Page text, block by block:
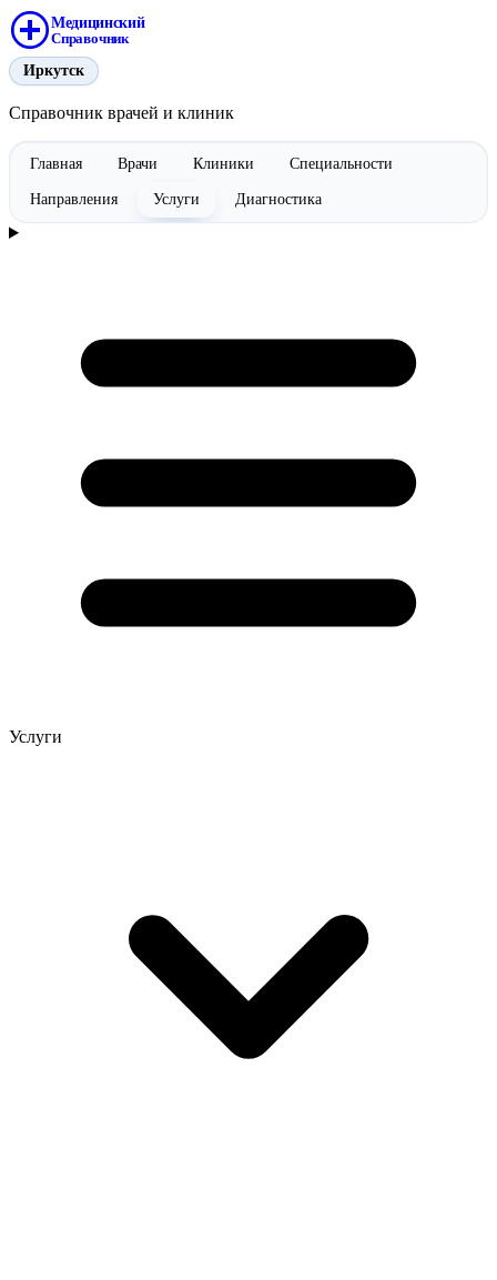
Медицинский
Справочник
Иркутск
Справочник врачей и клиник
Главная Врачи Клиники Специальности
Направления Услуги Диагностика
Услуги